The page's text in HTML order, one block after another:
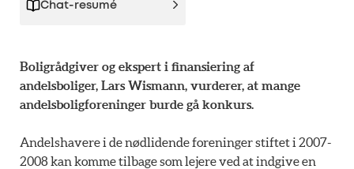
Chat-resumé
Boligrådgiver og ekspert i finansiering af
andelsboliger, Lars Wismann, vurderer, at mange
andelsboligforeninger burde gå konkurs.
Andelshavere i de nødlidende foreninger stiftet i 2007-
2008 kan komme tilbage som lejere ved at indgive en